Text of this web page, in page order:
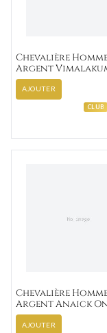
Chevalière
Argent
Agate Noir
AJOUTER
CLUB
Chevalière
Argent Anaick
AJOUTER